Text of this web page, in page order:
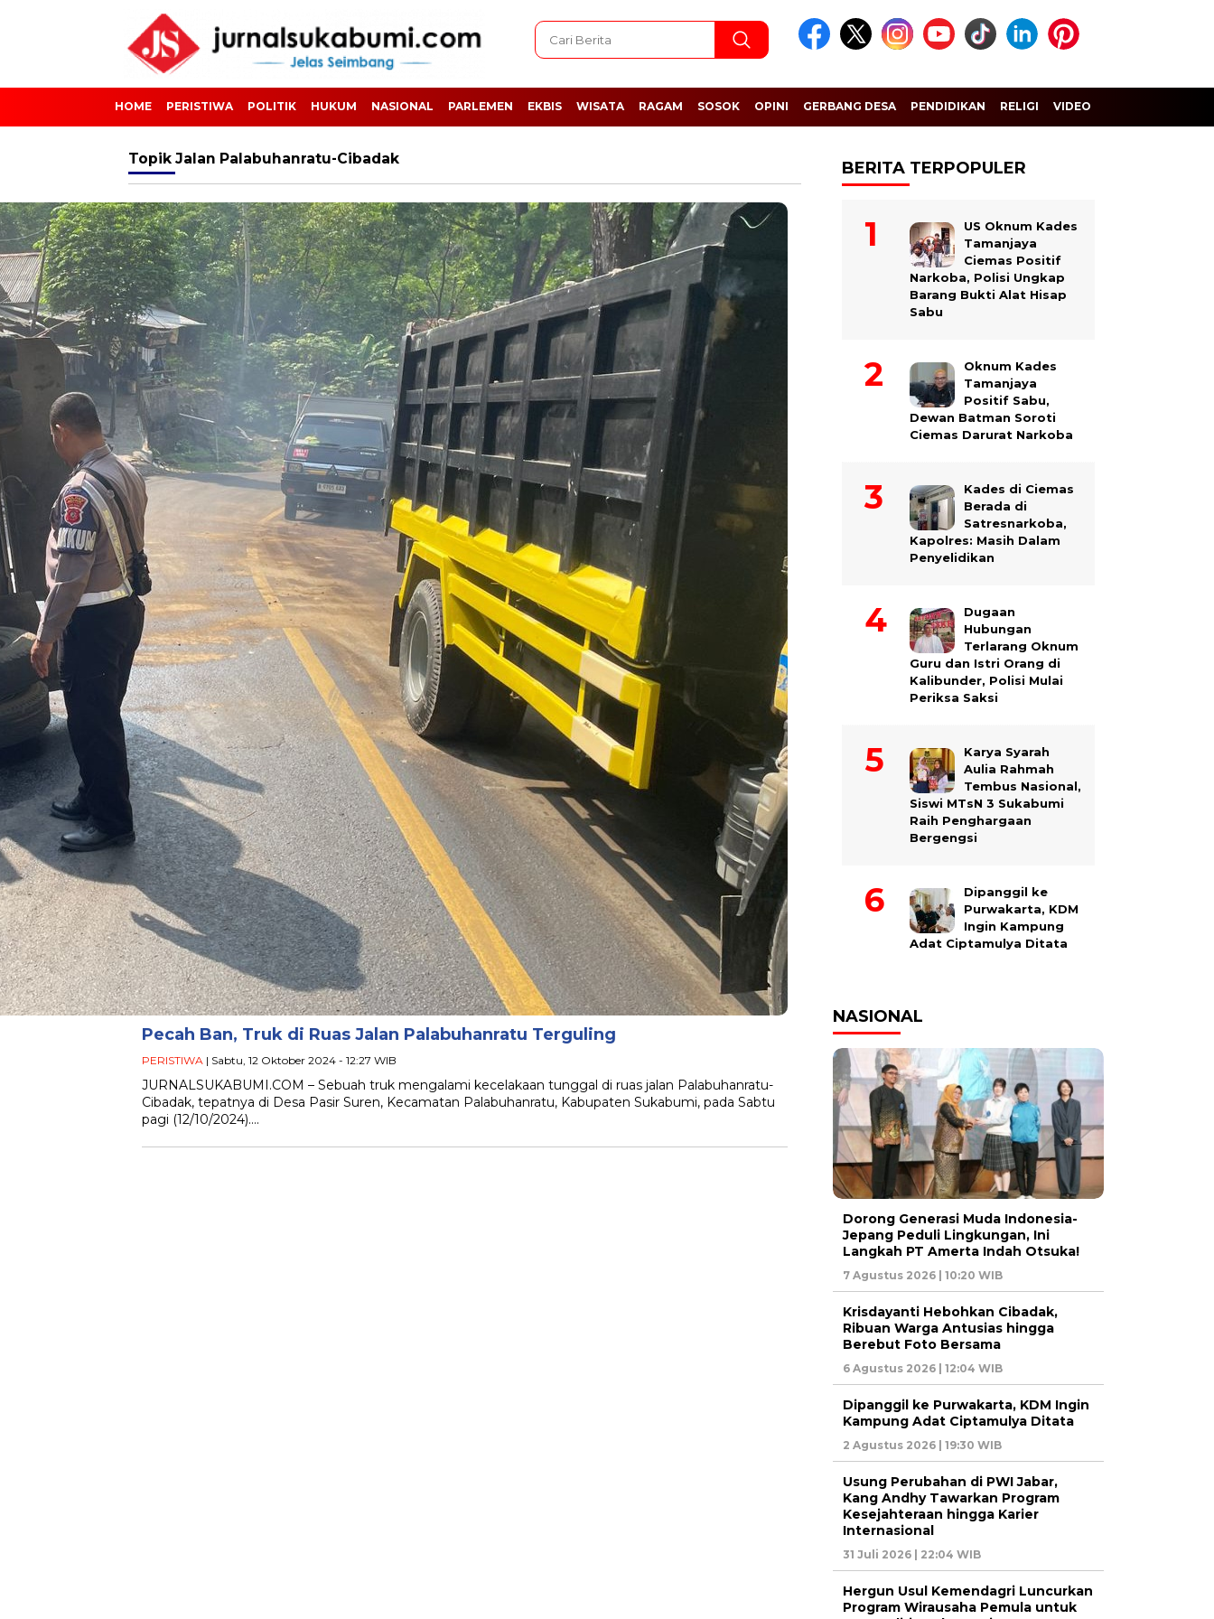
HOME PERISTIWA POLITIK HUKUM NASIONAL PARLEMEN EKBIS WISATA RAGAM SOSOK OPINI GERBANG DESA PENDIDIKAN RELIGI VIDEO
Topik Jalan Palabuhanratu-Cibadak
Pecah Ban, Truk di Ruas Jalan Palabuhanratu Terguling
PERISTIWA | Sabtu, 12 Oktober 2024 - 12:27 WIB
JURNALSUKABUMI.COM – Sebuah truk mengalami kecelakaan tunggal di ruas jalan Palabuhanratu-
Cibadak, tepatnya di Desa Pasir Suren, Kecamatan Palabuhanratu, Kabupaten Sukabumi, pada Sabtu
pagi (12/10/2024)….
BERITA TERPOPULER
US Oknum Kades
Tamanjaya
Ciemas Positif
Narkoba, Polisi Ungkap
Barang Bukti Alat Hisap
Sabu
Oknum Kades
Tamanjaya
Positif Sabu,
Dewan Batman Soroti
Ciemas Darurat Narkoba
Kades di Ciemas
Berada di
Satresnarkoba,
Kapolres: Masih Dalam
Penyelidikan
Dugaan
Hubungan
Terlarang Oknum
Guru dan Istri Orang di
Kalibunder, Polisi Mulai
Periksa Saksi
Karya Syarah
Aulia Rahmah
Tembus Nasional,
Siswi MTsN 3 Sukabumi
Raih Penghargaan
Bergengsi
Dipanggil ke
Purwakarta, KDM
Ingin Kampung
Adat Ciptamulya Ditata
NASIONAL
Dorong Generasi Muda Indonesia-
Jepang Peduli Lingkungan, Ini
Langkah PT Amerta Indah Otsuka!
7 Agustus 2026 | 10:20 WIB
Krisdayanti Hebohkan Cibadak,
Ribuan Warga Antusias hingga
Berebut Foto Bersama
6 Agustus 2026 | 12:04 WIB
Dipanggil ke Purwakarta, KDM Ingin
Kampung Adat Ciptamulya Ditata
2 Agustus 2026 | 19:30 WIB
Usung Perubahan di PWI Jabar,
Kang Andhy Tawarkan Program
Kesejahteraan hingga Karier
Internasional
31 Juli 2026 | 22:04 WIB
Hergun Usul Kemendagri Luncurkan
Program Wirausaha Pemula untuk